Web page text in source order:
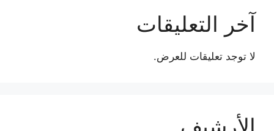
آخر التعليقات
لا توجد تعليقات للعرض.
الأرشيف